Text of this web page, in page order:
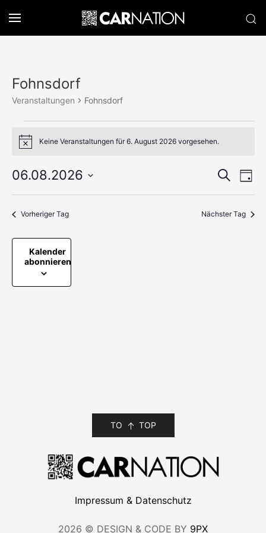
Fohnsdorf
Veranstaltungen Fohnsdorf
Veranstaltungen
für
6.
August
2026
HinweisKeine Veranstaltungen für 6. August 2026 vorgesehen.
Suche
und
SucheTag
06.08.2026
Datum
Vorheriger Tag Nächster Tag
Kalender
abonnieren
TO TOP
Impressum & Datenschutz
2026 © DESIGN & CODE BY 9PX